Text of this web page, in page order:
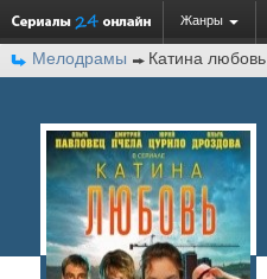
Мелодрамы Катина любовь
Жанры